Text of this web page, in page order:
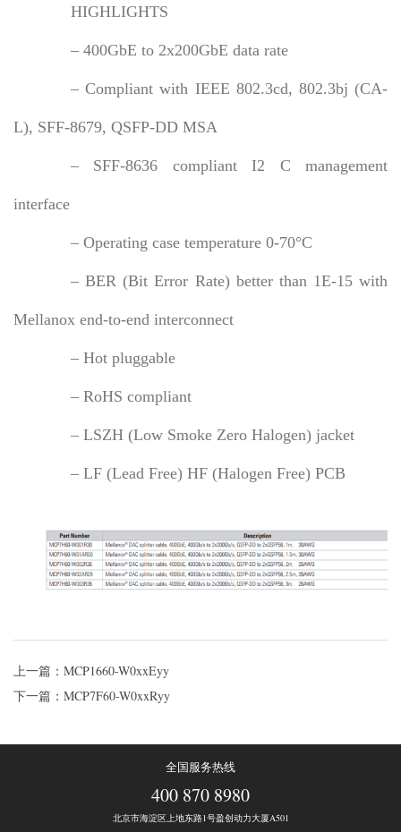
HIGHLIGHTS
– 400GbE to 2x200GbE data rate
– Compliant with IEEE 802.3cd, 802.3bj (CA-
L), SFF-8679, QSFP-DD MSA
– SFF-8636 compliant I2 C management
interface
– Operating case temperature 0-70°C
– BER (Bit Error Rate) better than 1E-15 with
Mellanox end-to-end interconnect
– Hot pluggable
– RoHS compliant
– LSZH (Low Smoke Zero Halogen) jacket
– LF (Lead Free) HF (Halogen Free) PCB
上一篇：MCP1660-W0xxEyy
下一篇：MCP7F60-W0xxRyy
全国服务热线
400 870 8980
北京市海淀区上地东路1号盈创动力大厦A501